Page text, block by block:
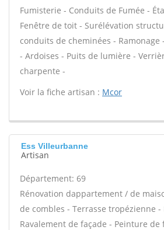
Fumisterie - Conduits de Fumée -
Fenêtre de toit - Surélévation
conduits de cheminées - Ramonage
- Ardoises - Puits de lumière -
charpente -
Voir la fiche artisan : Mcor
Ess Villeurbanne
Artisan
Département: 69
Rénovation dappartement / de
de combles - Terrasse tropézienne
Ravalement de façade - Peinture de